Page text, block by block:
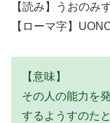
【読み】うおのみ
【ローマ字】
【意味】
その人の能力を
するようすのたと